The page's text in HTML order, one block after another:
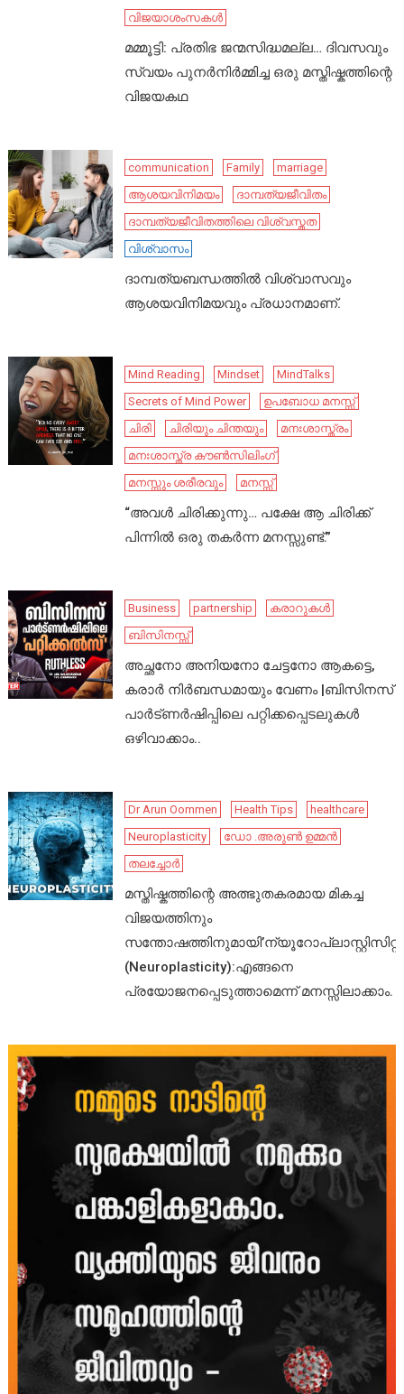
വിജയാശംസകൾ
മമ്മൂട്ടി: പ്രതിഭ ജന്മസിദ്ധമല്ല… ദിവസവും
സ്വയം പുനർനിർമ്മിച്ച ഒരു മസ്തിഷ്കത്തിന്റെ
വിജയകഥ
communication Family
marriage
ആശയവിനിമയം
ദാമ്പത്യജീവിതം
ദാമ്പത്യജീവിതത്തിലെ വിശ്വസ്തത
വിശ്വാസം
ദാമ്പത്യബന്ധത്തിൽ വിശ്വാസവും
ആശയവിനിമയവും പ്രധാനമാണ്.
Mind Reading Mindset
MindTalks
Secrets of Mind Power
ഉപബോധ മനസ്സ്
ചിരി
ചിരിയും ചിന്തയും
മനഃശാസ്ത്രം
മനഃശാസ്ത്ര കൗൺസിലിംഗ്
മനസ്സും ശരീരവും
മനസ്സ്
“അവൾ ചിരിക്കുന്നു… പക്ഷേ ആ ചിരിക്ക്
പിന്നിൽ ഒരു തകർന്ന മനസ്സുണ്ട്.”
Business partnership
കരാറുകൾ
ബിസിനസ്സ്
അച്ഛനോ അനിയനോ ചേട്ടനോ ആകട്ടെ,
കരാർ നിർബന്ധമായും വേണം |ബിസിനസ്
പാർട്ണർഷിപ്പിലെ പറ്റിക്കപ്പെടലുകൾ
ഒഴിവാക്കാം..
Dr Arun Oommen Health Tips
healthcare
Neuroplasticity
ഡോ .അരുൺ ഉമ്മൻ
തലച്ചോർ
മസ്തിഷ്കത്തിന്റെ അത്ഭുതകരമായ മികച്ച
വിജയത്തിനും
സന്തോഷത്തിനുമായി’ന്യൂറോപ്ലാസ്റ്റിസിറ്റി’
(Neuroplasticity):എങ്ങനെ
പ്രയോജനപ്പെടുത്താമെന്ന് മനസ്സിലാക്കാം.